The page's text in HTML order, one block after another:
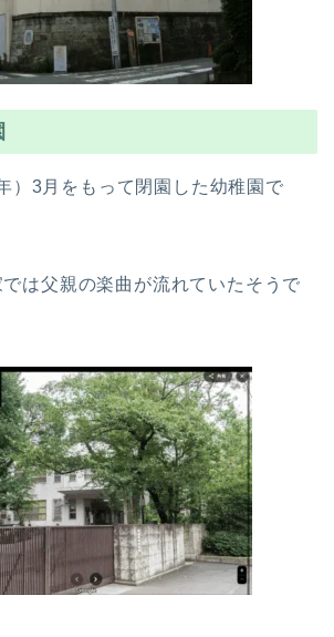
）3月をもって閉園した幼稚園で
は父親の楽曲が流れていたそうで